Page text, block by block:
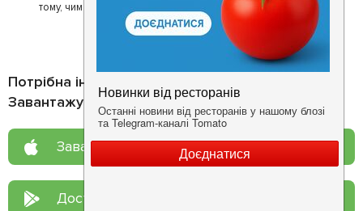
тому, чим він любить займатися більше всього - смачній їжі.
Потрібна інформація про заклад?
Завантажуйте додаток!
Завантажте у App Store
Доступно у